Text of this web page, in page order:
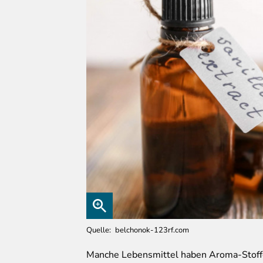
Quelle belchonok-123rf.com
Manche Lebensmittel haben Aroma-